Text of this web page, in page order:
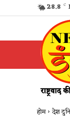
28.8 C
होम देश